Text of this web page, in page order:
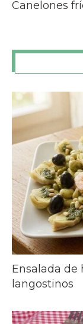
Ensalada de
langostinos